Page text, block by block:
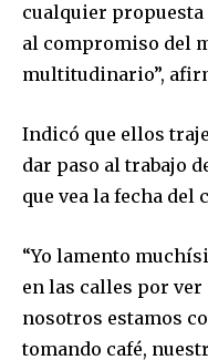
Join our
or click the subscribe
your privacy and won't
safe with us.
cualquier propuesta
al compromiso del
multitudinario”,
Indicó que ellos
dar paso al trabajo
que vea la fecha del
“Yo lamento
en las calles por
nosotros estamos
tomando café,